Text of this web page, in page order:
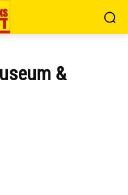
&